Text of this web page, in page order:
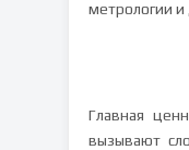
метрологии и
Главная
вызывают